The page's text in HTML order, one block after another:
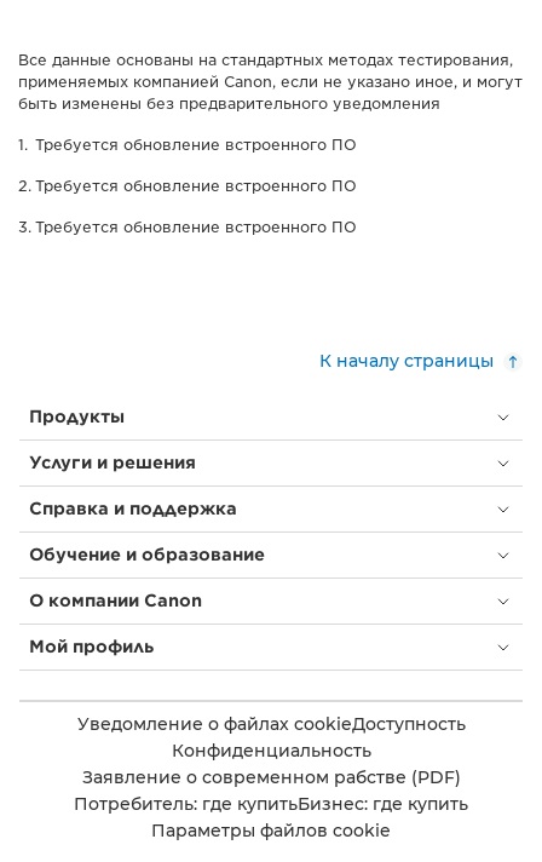
Все данные основаны на стандартных методах тестирования,
применяемых компанией Canon, если не указано иное, и могут
быть изменены без предварительного уведомления
Требуется обновление встроенного ПО
Требуется обновление встроенного ПО
Требуется обновление встроенного ПО
К началу страницы
Продукты
Услуги и решения
Справка и поддержка
Обучение и образование
О компании Canon
Мой профиль
Уведомление о файлах cookieДоступность
Конфиденциальность
Заявление о современном рабстве (PDF)
Потребитель: где купитьБизнес: где купить
Параметры файлов cookie